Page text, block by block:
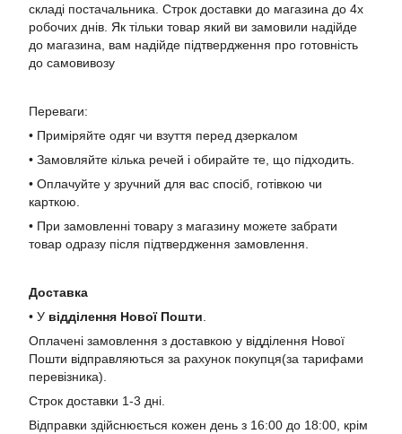
складі постачальника. Строк доставки до магазина до 4х
робочих днів. Як тільки товар який ви замовили надійде
до магазина, вам надійде підтвердження про готовність
до самовивозу
Переваги:
• Приміряйте одяг чи взуття перед дзеркалом
• Замовляйте кілька речей і обирайте те, що підходить.
• Оплачуйте у зручний для вас спосіб, готівкою чи
карткою.
• При замовленні товару з магазину можете забрати
товар одразу після підтвердження замовлення.
Доставка
• У відділення Нової Пошти
Оплачені замовлення з доставкою у відділення Нової
Пошти відправляються за рахунок покупця(за тарифами
перевізника).
Строк доставки 1-3 дні.
Відправки здійснюється кожен день з 16:00 до 18:00, крім